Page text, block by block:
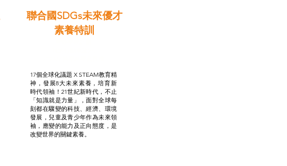
聯合國SDGs未來優才
素養特訓
17個全球化議題 X STEAM教育精
神，發展8大未來素養，培育新
時代領袖！21世紀新時代，不止
「知識就是力量」，面對全球每
刻都在驟變的科技、經濟、環境
發展，兒童及青少年作為未來領
袖，應變的能力及正向態度，是
改變世界的關鍵素養。